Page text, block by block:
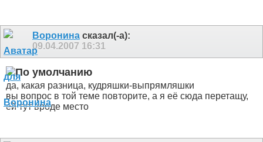
Воронина сказал(-а):
09.04.2007 16:31
да, какая разница, кудряшки-выпрямляшки
вы вопрос в той теме повторите, а я её сюда перетащу,
ей тут вроде место